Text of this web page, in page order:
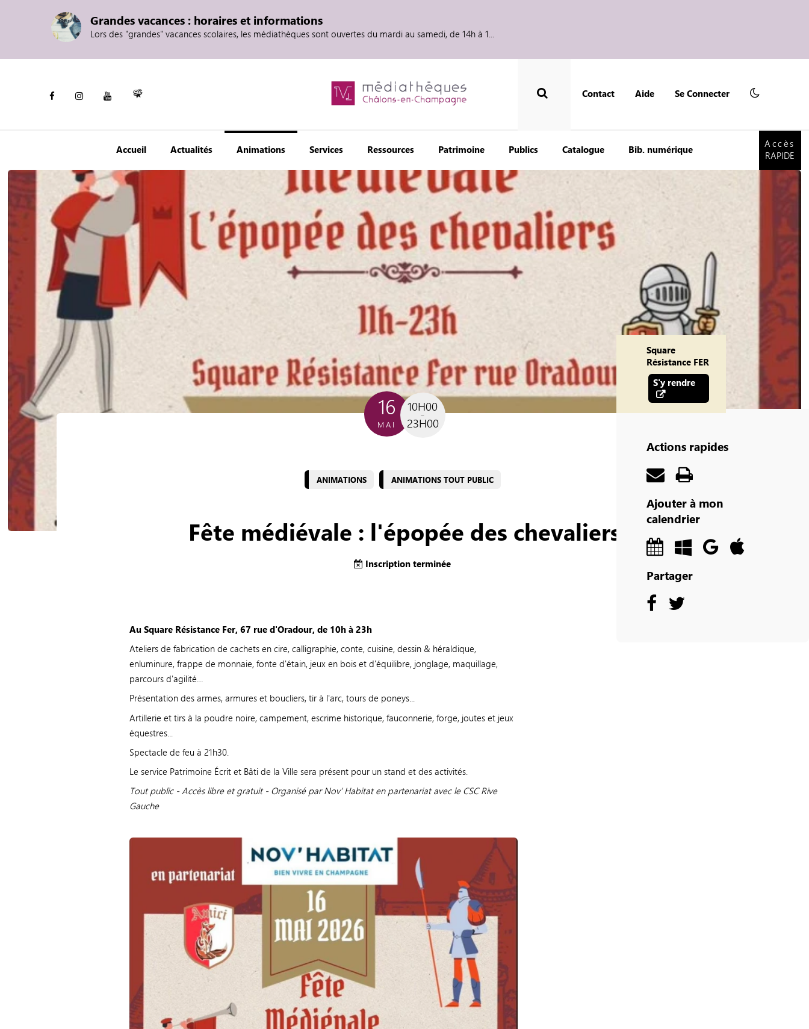
Grandes vacances : horaires et informations
Lors des "grandes" vacances scolaires, les médiathèques sont ouvertes du mardi au samedi, de 14h à 1...
Contact Aide
Se Connecter
Accueil Actualités Animations Services Ressources Patrimoine Publics Catalogue Bib. numérique
Accès
RAPIDE
16
MAI
10H00
23H00
ANIMATIONS ANIMATIONS TOUT PUBLIC
Fête médiévale : l'épopée des chevaliers
Inscription terminée
Au Square Résistance Fer, 67 rue d'Oradour, de 10h à 23h
Ateliers de fabrication de cachets en cire, calligraphie, conte, cuisine, dessin & héraldique,
enluminure, frappe de monnaie, fonte d'étain, jeux en bois et d'équilibre, jonglage, maquillage,
parcours d'agilité…
Présentation des armes, armures et boucliers, tir à l'arc, tours de poneys...
Artillerie et tirs à la poudre noire, campement, escrime historique, fauconnerie, forge, joutes et jeux
équestres...
Spectacle de feu à 21h30.
Le service Patrimoine Écrit et Bâti de la Ville sera présent pour un stand et des activités.
Tout public - Accès libre et gratuit - Organisé par Nov’ Habitat en partenariat avec le CSC Rive
Gauche
Square
Résistance FER
S'y rendre
Actions rapides
Ajouter à mon
calendrier
Partager